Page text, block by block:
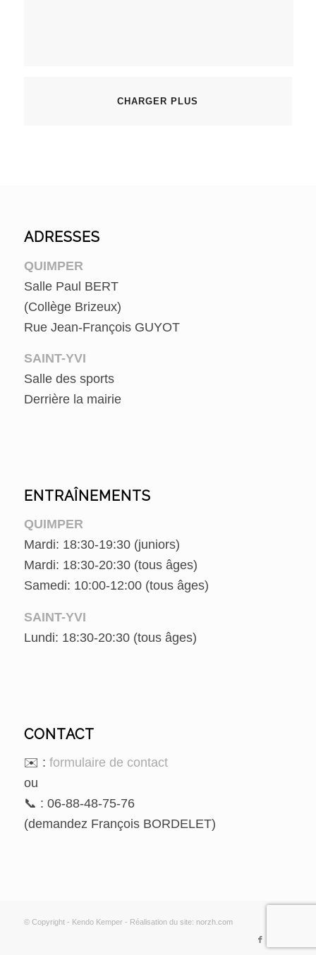
CHARGER PLUS
ADRESSES
QUIMPER
Salle Paul BERT
(Collège Brizeux)
Rue Jean-François GUYOT
SAINT-YVI
Salle des sports
Derrière la mairie
ENTRAÎNEMENTS
QUIMPER
Mardi: 18:30-19:30 (juniors)
Mardi: 18:30-20:30 (tous âges)
Samedi: 10:00-12:00 (tous âges)
SAINT-YVI
Lundi: 18:30-20:30 (tous âges)
CONTACT
✉️ : formulaire de contact
ou
📞 : 06-88-48-75-76
(demandez François BORDELET)
© Copyright - Kendo Kemper - Réalisation du site: norzh.com